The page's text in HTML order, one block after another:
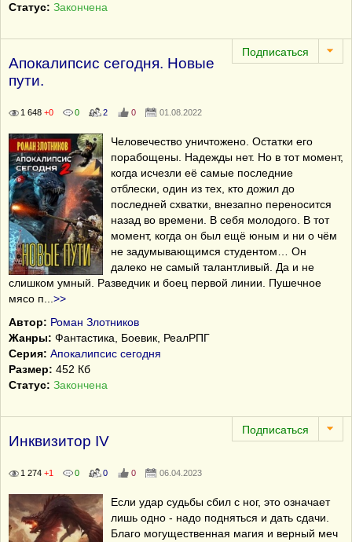
Статус: Закончена
Апокалипсис сегодня. Новые
пути.
1 648 +0 0 2 0 01.08.2022
Человечество уничтожено. Остатки его
порабощены. Надежды нет. Но в тот момент,
когда исчезли её самые последние
отблески, один из тех, кто дожил до
последней схватки, внезапно переносится
назад во времени. В себя молодого. В тот
момент, когда он был ещё юным и ни о чём
не задумывающимся студентом… Он
далеко не самый талантливый. Да и не
слишком умный. Разведчик и боец первой линии. Пушечное
мясо п
>>
Автор: Роман Злотников
Жанры: Фантастика, Боевик, РеалРПГ
Серия: Апокалипсис сегодня
Размер: 452 Кб
Статус: Закончена
Инквизитор IV
1 274 +1 0 0 0 06.04.2023
Если удар судьбы сбил с ног, это означает
лишь одно - надо подняться и дать сдачи.
Благо могущественная магия и верный меч